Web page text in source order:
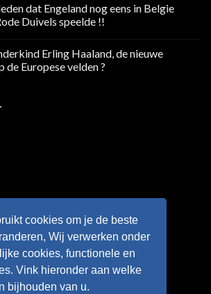
dat Engeland nog eens in Belgie
Duivels speelde !!
Erling Haaland, de nieuwe
de Europese velden ?
cookies om je de beste
Wij verwerken onder
cookies, functionele en
Vink hieronder aan welke
bijhouden van u.